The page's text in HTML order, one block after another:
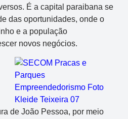
É a capital paraibana se
das oportunidades, onde o
e a população
novos negócios.
de João Pessoa, por meio